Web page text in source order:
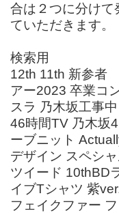
合は２つに分けて
ていただきます。
検索用
12th 11th 新参者
アー2023 卒業コ
スラ 乃木坂工事
46時間TV 乃木坂
ーブニット
デザイン スペシ
ツイード 10thBD
イブTシャツ 紫
フェイクファー